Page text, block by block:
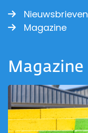
Nieuwsbrieven
Magazine
Magazine